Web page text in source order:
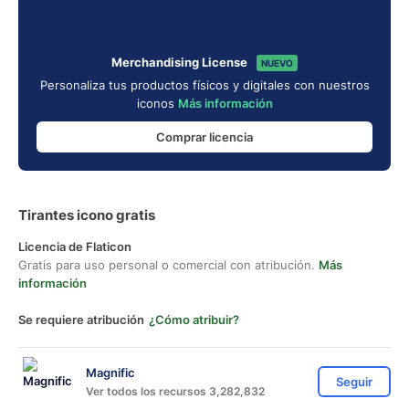
Merchandising License NUEVO
Personaliza tus productos físicos y digitales con nuestros
iconos Más información
Comprar licencia
Tirantes icono gratis
Licencia de Flaticon
Gratis para uso personal o comercial con atribución. Más
información
Se requiere atribución ¿Cómo atribuir?
Magnific
Ver todos los recursos 3,282,832
Seguir